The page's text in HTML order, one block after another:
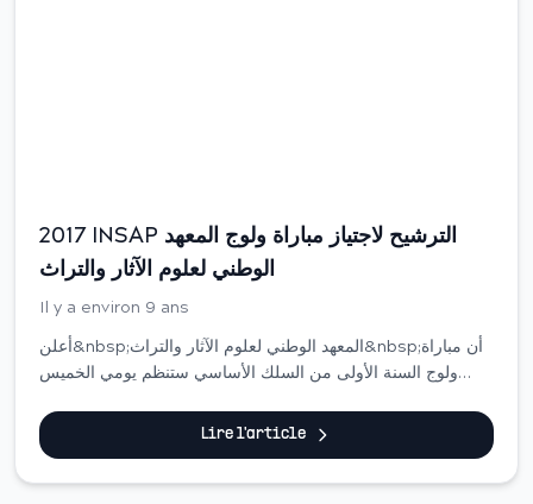
2017 INSAP الترشيح لاجتياز مباراة ولوج المعهد
الوطني لعلوم الآثار والتراث
Il y a environ 9 ans
أعلن&nbsp;المعهد الوطني لعلوم الآثار والتراث&nbsp;أن مباراة
ولوج السنة الأولى من السلك الأساسي ستنظم يومي الخميس
في اجتياز المباراة إيداع أو إر...
Lire l'article